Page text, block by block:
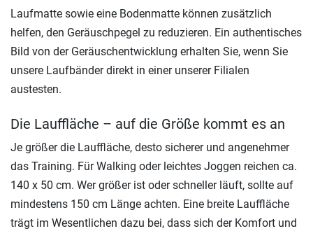
Laufmatte sowie eine Bodenmatte können zusätzlich
helfen, den Geräuschpegel zu reduzieren. Ein authentisches
Bild von der Geräuschentwicklung erhalten Sie, wenn Sie
unsere Laufbänder direkt in einer unserer Filialen
austesten.
Die Lauffläche – auf die Größe kommt es an
Je größer die Lauffläche, desto sicherer und angenehmer
das Training. Für Walking oder leichtes Joggen reichen ca.
140 x 50 cm. Wer größer ist oder schneller läuft, sollte auf
mindestens 150 cm Länge achten. Eine breite Lauffläche
trägt im Wesentlichen dazu bei, dass sich der Komfort und